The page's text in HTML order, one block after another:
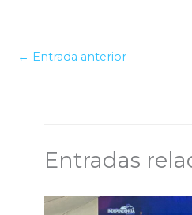
← Entrada anterior
Entradas